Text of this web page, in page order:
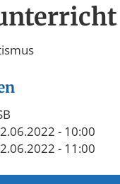
- 10:00
- 11:00